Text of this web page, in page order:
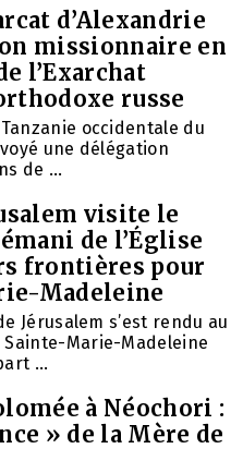
d’Alexandrie
missionnaire en
l’Exarchat
russe
occidentale du
une délégation
de ...
visite le
de l’Église
frontières pour
Madeleine
Jérusalem s’est rendu au
Marie-Madeleine
...
à Néochori :
» de la Mère de